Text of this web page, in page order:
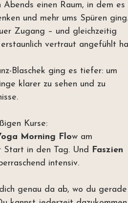
einen Raum, in dem es
und mehr ums Spüren ging.
Zugang – und gleichzeitig
vertraut angefühlt
Blaschek ging es tiefer: um
klarer zu sehen und zu
Kurse:
Morning Flow am
in den Tag. Und Faszien
intensiv.
genau da ab, wo du gerade